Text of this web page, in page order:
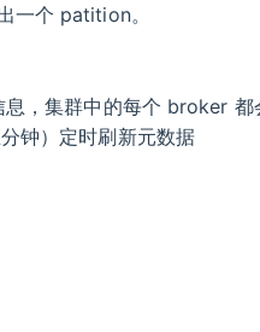
一个 patition。
，集群中的每个 broker 都
钟）定时刷新元数据